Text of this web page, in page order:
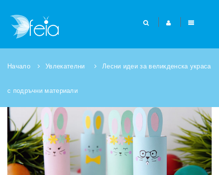
Начало Увлекателни Лесни идеи за великденска украса
с подръчни материали